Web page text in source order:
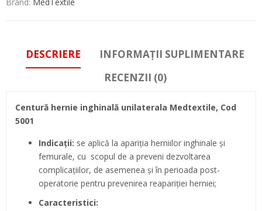
DESCRIERE
INFORMAȚII SUPLIMENTARE
RECENZII (0)
Centură hernie inghinală unilaterala Medtextile, Cod
5001
Indicaţii: se aplică la apariţia herniilor inghinale şi
femurale, cu scopul de a preveni dezvoltarea
complicaţiilor, de asemenea şi în perioada post-
operatorie pentru prevenirea reapariţiei herniei;
Caracteristici: